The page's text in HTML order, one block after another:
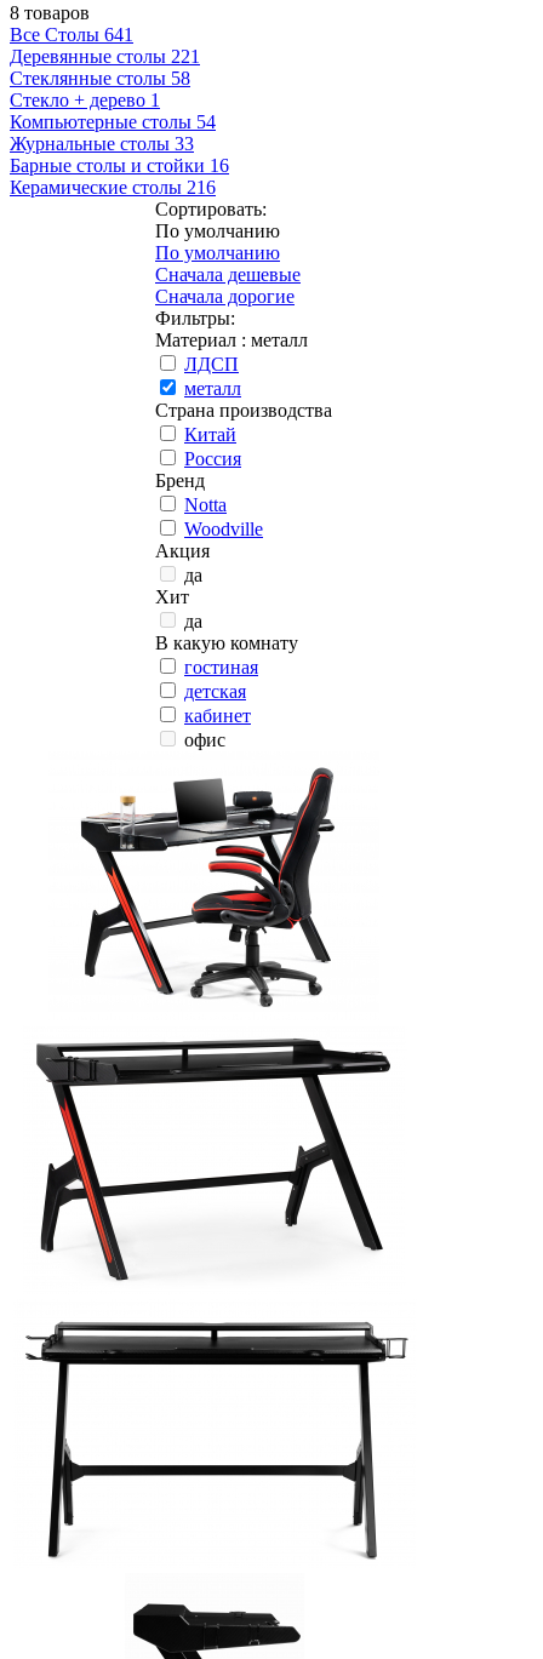
8 товаров
Все Столы 641
Деревянные столы 221
Стеклянные столы 58
Стекло + дерево 1
Компьютерные столы 54
Журнальные столы 33
Барные столы и стойки 16
Керамические столы 216
Сортировать:
По умолчанию
По умолчанию
Сначала дешевые
Сначала дорогие
Фильтры:
Материал : металл
ЛДСП
металл
Страна производства
Китай
Россия
Бренд
Notta
Woodville
Акция
да
Хит
да
В какую комнату
гостиная
детская
кабинет
офис